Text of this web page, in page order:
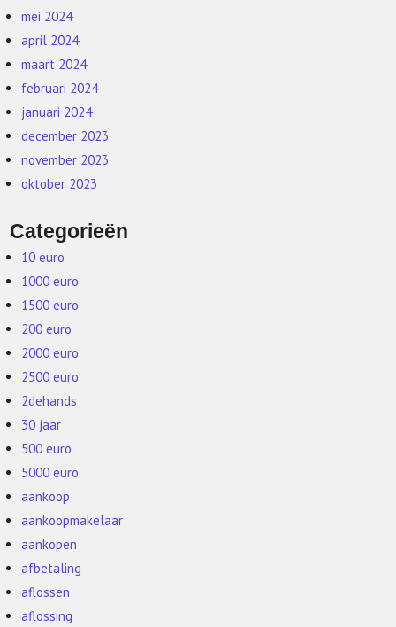
mei 2024
april 2024
maart 2024
februari 2024
januari 2024
december 2023
november 2023
oktober 2023
Categorieën
10 euro
1000 euro
1500 euro
200 euro
2000 euro
2500 euro
2dehands
30 jaar
500 euro
5000 euro
aankoop
aankoopmakelaar
aankopen
afbetaling
aflossen
aflossing